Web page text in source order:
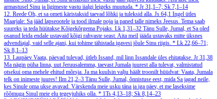
armastusel Sinu ja ligimeste vastu iialgi leigeks muutuda. * Jr 31,1–7; Sk 7,1–14
12. Reede Oh, et sa ometi käristaksid taevad lõhki ja tuleksid alla. Js 64,1 Ingel ütles
Maarjale: Sa jääd lapseootele ja tood ilmale poja ja paned talle nimeks Jeesus. Tema saab
suureks ja teda hüütakse Kõigekõrgema Pojaks. Lk 1,31–32 Tänu Sulle, Jumal, et Sa oled
osanud leida endale ustavaid kõigi rahvaste seast. Aita meil jääda ustavaks mitte üksnes
advendiajal, vaid selle ajani, kui tohime tähistada igavesi jõule Sinu riigis. * Lk 22,66–71;
Sk 8,1–13
13. Laupäev Vaata, päevad tulevad, ütleb Issand, mil linn Issandale üles ehitatakse. Jr 31,38
Ma nägin püha linna, uut Jeruusalemma, taevast Jumala juurest alla tulevat, valmistatud
otsekui oma mehele ehitud mõrsja. Ja ma kuulsin valju häält troonilt hüüdvat: Vaata, Jumala
telk on inimeste juures! Ilm 21,2–3 Tänu Sulle, Jumal, õnnistuse eest, mida Sa jagad neile,
kes Sinule oma ukse avavad. Värskenda meie usku täna ja iga päev, et me laseksime
rõõmuga Sinul meie elu tegevjuhiks olla. * 1Ts 4,13–18; Sk 8,14–23